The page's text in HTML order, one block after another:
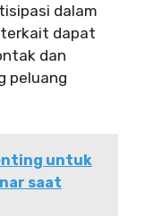
dalam
terkait dapat
dan
peluang
untuk
saat